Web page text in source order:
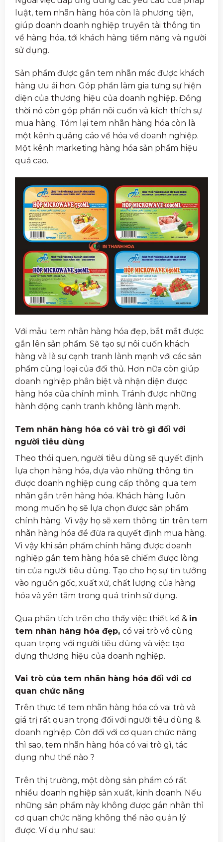
luật, tem nhãn hàng hóa còn là phương tiện,
giúp doanh doanh nghiệp truyền tài thông tin
về hàng hóa, tới khách hàng tiềm năng và người
sử dụng.
Sản phẩm được gắn tem nhãn mác được khách
hàng ưu ái hơn. Góp phần làm gia tưng sự hiện
diện của thương hiệu của doanh nghiệp. Đồng
thời nó còn góp phần nôi cuốn và kích thích sự
mua hàng. Tóm lại tem nhãn hàng hóa còn là
một kênh quảng cáo về hóa về doanh nghiệp.
Một kênh marketing hàng hóa sản phẩm hiệu
quả cao.
Với mẫu tem nhãn hàng hóa đẹp, bắt mắt được
gắn lên sản phẩm. Sẽ tạo sự nôi cuốn khách
hàng và là sự cạnh tranh lành mạnh với các sản
phẩm cùng loại của đối thủ. Hơn nữa còn giúp
doanh nghiệp phân biệt và nhận diện được
hàng hóa của chính mình. Tránh được những
hành động cạnh tranh không lành mạnh.
Tem nhãn hàng hóa có vài trò gì đối với
người tiêu dùng
Theo thói quen, người tiêu dùng sẽ quyết định
lựa chọn hàng hóa, dựa vào những thông tin
được doanh nghiệp cung cấp thông qua tem
nhãn gắn trên hàng hóa. Khách hàng luôn
mong muốn họ sẽ lựa chọn được sản phẩm
chính hàng. Vì vậy họ sẽ xem thông tin trên tem
nhãn hàng hóa để đừa ra quyết định mua hàng.
Vì vậy khi sản phẩm chính hãng được doanh
nghiệp gắn tem hàng hóa sẽ chiếm được lòng
tin của người tiêu dùng. Tạo cho họ sự tin tưởng
vào nguồn gốc, xuất xứ, chất lượng của hàng
hóa và yên tâm trong quá trình sử dụng.
Qua phân tích trên cho thấy việc thiết kế & in
tem nhãn hàng hóa đẹp, có vai trò vô cùng
quan trọng với người tiêu dùng và việc tạo
dựng thương hiệu của doanh nghiệp.
Vai trò của tem nhãn hàng hóa đối với cơ
quan chức năng
Trên thực tế tem nhãn hàng hóa có vai trò và
giá trị rất quan trọng đối với người tiêu dùng &
doanh nghiệp. Còn đối với cơ quan chức năng
thì sao, tem nhãn hàng hóa có vai trò gì, tác
dụng như thế nào ?
Trên thị trường, một dòng sản phẩm có rất
nhiều doanh nghiệp sản xuất, kinh doanh. Nếu
những sản phẩm này không được gắn nhãn thì
cơ quan chức năng không thể nào quản lý
được. Ví dụ như sau: